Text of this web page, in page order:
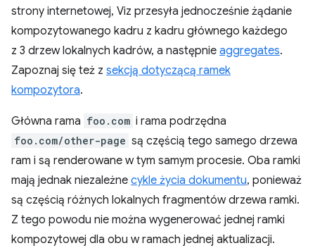
strony internetowej, Viz przesyła jednocześnie żądanie
kompozytowanego kadru z kadru głównego każdego
z 3 drzew lokalnych kadrów, a następnie aggregates.
Zapoznaj się też z sekcją dotyczącą ramek
kompozytora.
Główna rama foo.com i rama podrzędna
foo.com/other-page są częścią tego samego drzewa
ram i są renderowane w tym samym procesie. Oba ramki
mają jednak niezależne cykle życia dokumentu, ponieważ
są częścią różnych lokalnych fragmentów drzewa ramki.
Z tego powodu nie można wygenerować jednej ramki
kompozytowej dla obu w ramach jednej aktualizacji.